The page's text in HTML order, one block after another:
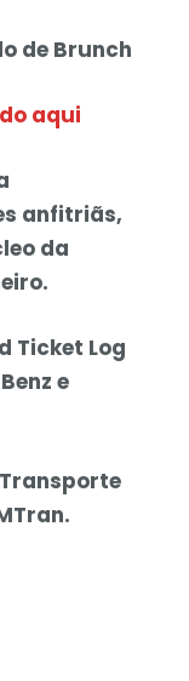
de Brunch
aqui
anfitriãs,
da
Ticket Log
e